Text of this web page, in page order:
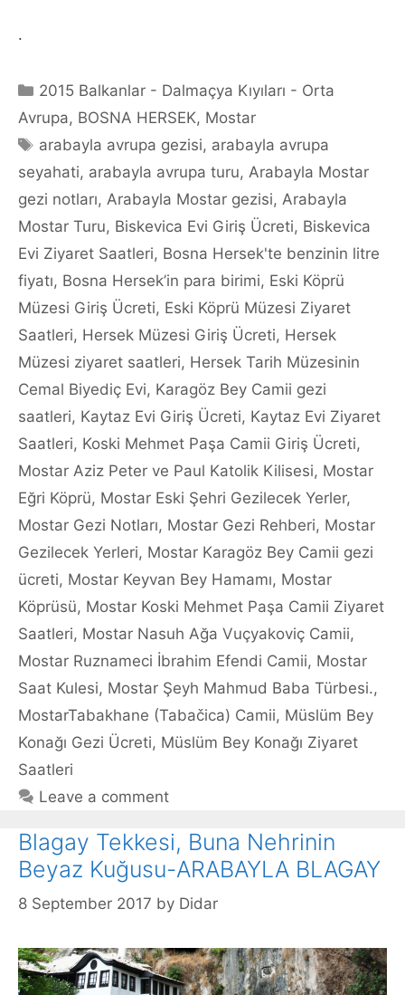
.
Categories
2015 Balkanlar - Dalmaçya Kıyıları - Orta
Avrupa, BOSNA HERSEK, Mostar
Tags
arabayla avrupa gezisi, arabayla avrupa
seyahati, arabayla avrupa turu, Arabayla Mostar
gezi notları, Arabayla Mostar gezisi, Arabayla
Mostar Turu, Biskevica Evi Giriş Ücreti, Biskevica
Evi Ziyaret Saatleri, Bosna Hersek'te benzinin litre
fiyatı, Bosna Hersek’in para birimi, Eski Köprü
Müzesi Giriş Ücreti, Eski Köprü Müzesi Ziyaret
Saatleri, Hersek Müzesi Giriş Ücreti, Hersek
Müzesi ziyaret saatleri, Hersek Tarih Müzesinin
Cemal Biyediç Evi, Karagöz Bey Camii gezi
saatleri, Kaytaz Evi Giriş Ücreti, Kaytaz Evi Ziyaret
Saatleri, Koski Mehmet Paşa Camii Giriş Ücreti,
Mostar Aziz Peter ve Paul Katolik Kilisesi, Mostar
Eğri Köprü, Mostar Eski Şehri Gezilecek Yerler,
Mostar Gezi Notları, Mostar Gezi Rehberi, Mostar
Gezilecek Yerleri, Mostar Karagöz Bey Camii gezi
ücreti, Mostar Keyvan Bey Hamamı, Mostar
Köprüsü, Mostar Koski Mehmet Paşa Camii Ziyaret
Saatleri, Mostar Nasuh Ağa Vuçyakoviç Camii,
Mostar Ruznameci İbrahim Efendi Camii, Mostar
Saat Kulesi, Mostar Şeyh Mahmud Baba Türbesi.,
MostarTabakhane (Tabačica) Camii, Müslüm Bey
Konağı Gezi Ücreti, Müslüm Bey Konağı Ziyaret
Saatleri
Leave a comment
Blagay Tekkesi, Buna Nehrinin
Beyaz Kuğusu-ARABAYLA BLAGAY
8 September 2017 by Didar